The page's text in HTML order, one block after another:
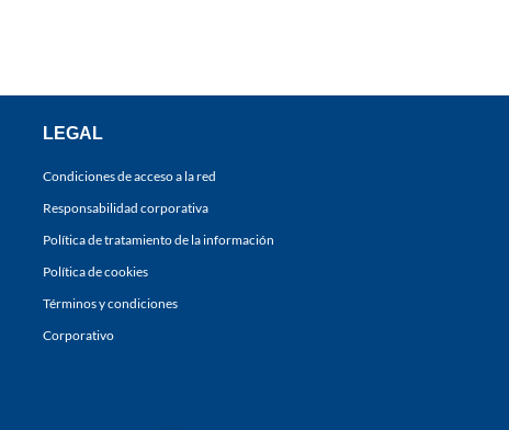
LEGAL
Condiciones de acceso a la red
Responsabilidad corporativa
Política de tratamiento de la información
Política de cookies
Términos y condiciones
Corporativo